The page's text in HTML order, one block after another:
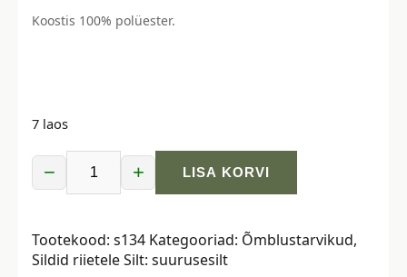
Koostis 100% polüester.
7 laos
−
Õmmeldav
suurusesilt,
tk,
suurus
+ LISA KORVI
Tootekood: s134 Kategooriad: Õmblustarvikud,
Sildid riieteleSilt: suurusesilt